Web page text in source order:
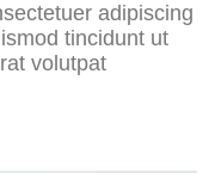
adipiscing
tincidunt ut
volutpat